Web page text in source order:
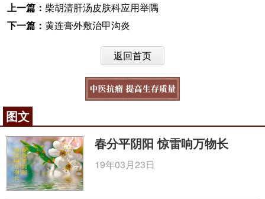
上一篇： 柴胡清肝汤皮肤科应用举隅
下一篇： 黄连膏外敷治甲沟炎
返回首页
图文
春分平阴阳 惊雷响万物长
19年03月23日